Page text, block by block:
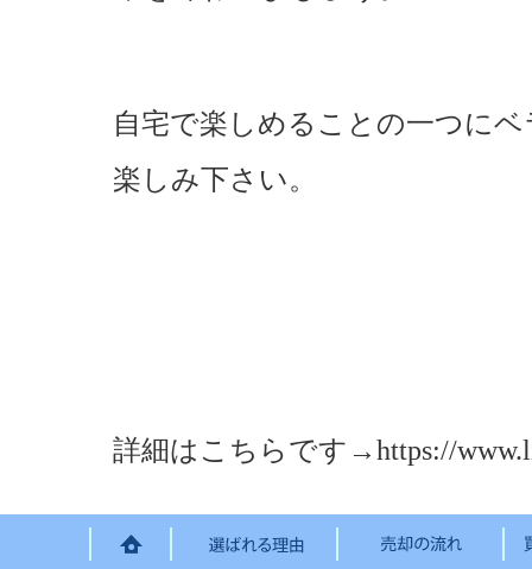
自宅で楽しめることの一つに
楽しみ下さい。
詳細はこちらです→https://